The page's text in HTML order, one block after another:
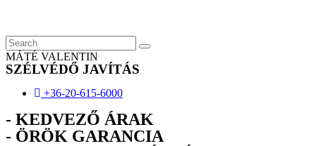
content
MÁTÉ VALENTIN
SZÉLVÉDŐ JAVÍTÁS
+36-20-615-6000
- KEDVEZŐ ÁRAK
- ÖRÖK GARANCIA